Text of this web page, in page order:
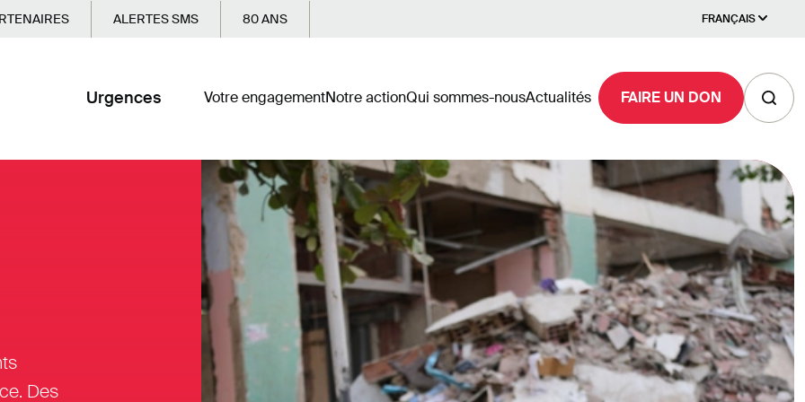
ALERTES SMS 80 ANS FRANÇAIS
Urgences Votre engagementNotre actionQui sommes-nousActualités FAIRE UN DON
Des